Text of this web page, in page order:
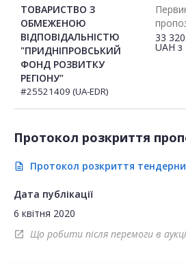
ТОВАРИСТВО З
ОБМЕЖЕНОЮ
ВІДПОВІДАЛЬНІСТЮ
"ПРИДНІПРОВСЬКИЙ
ФОНД РОЗВИТКУ
РЕГІОНУ"
#25521409 (UA-EDR)
33
UAH з
Протокол розкриття
description Протокол розкриття
Дата публікації
6 квітня 2020
open_in_new Що робити після перемоги в